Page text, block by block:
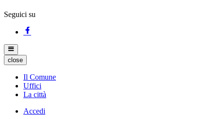
Seguici su
close
Il Comune
Uffici
La città
Accedi